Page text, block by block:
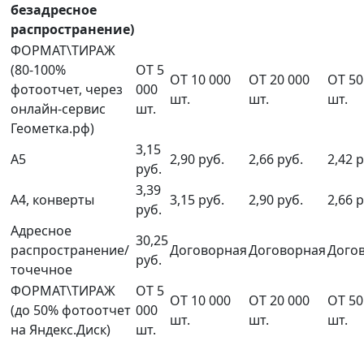
безадресное
распространение)
ФОРМАТ\ТИРАЖ
(80-100%
фотоотчет, через
онлайн-сервис
Геометка.рф)
ОТ 5
000
шт.
ОТ 10 000
шт.
ОТ 20 000
шт.
ОТ
шт.
А5
3,15
руб.
2,90 руб. 2,66 руб. 2,42
А4, конверты
3,39
руб.
3,15 руб. 2,90 руб.
2,66
Адресное
распространение/
точечное
30,25
руб.
ДоговорнаяДоговорная
ФОРМАТ\ТИРАЖ
(до 50% фотоотчет
на Яндекс.Диск)
ОТ 5
000
шт.
ОТ 10 000
шт.
ОТ 20 000
шт.
ОТ
шт.